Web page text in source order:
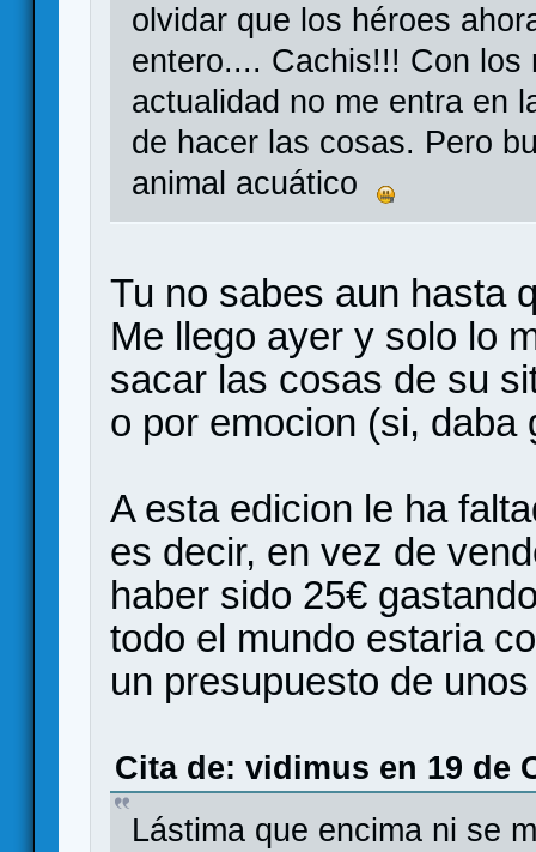
olvidar que los héroes
entero.... Cachis!!! Con los
actualidad no me entra en
de hacer las cosas. Pero
animal acuático
Tu no sabes aun hasta
Me llego ayer y solo lo
sacar las cosas de su
o por emocion (si,
A esta edicion le ha
es decir, en vez de
haber sido 25€
todo el mundo estaria
un presupuesto de
Cita de: vidimus en 19 de
Lástima que encima ni se